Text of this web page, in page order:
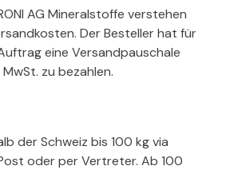
AG Mineralstoffe verstehen
Der Besteller hat für
eine Versandpauschale
MwSt. zu bezahlen.
der Schweiz bis 100 kg via
oder per Vertreter. Ab 100